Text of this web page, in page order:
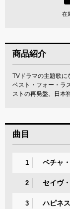
在
商品紹介
TVドラマの主題歌に
ベスト・フォー・ラ
ストの再発盤。日本
曲目
1 ベチャ
2 セイヴ
3 ハピネス